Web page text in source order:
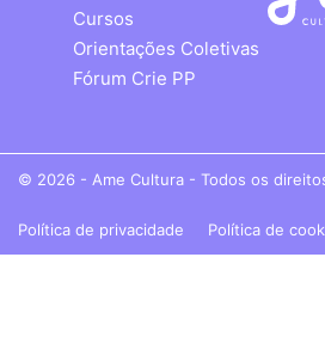
Cursos
Orientações Coletivas
Fórum Crie PP
© 2026 - Ame Cultura - Todos os
Política de privacidade Política de